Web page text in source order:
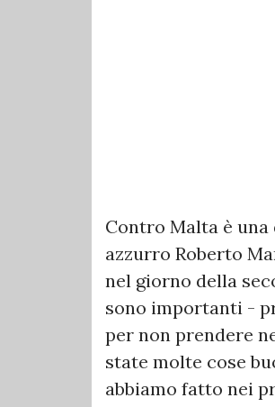
Contro Malta è
azzurro Roberto
nel giorno della
sono importanti -
per non prendere
state molte cose
abbiamo fatto nei